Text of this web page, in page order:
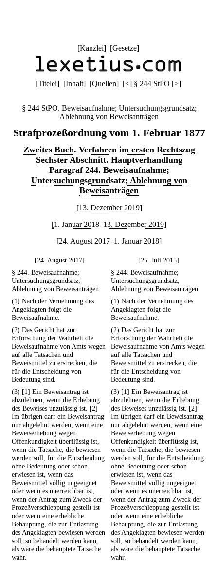
[Kanzlei] [Gesetze]
[Titelei] [Inhalt] [Quellen] [<] § 244 StPO [>]
§ 244 StPO. Beweisaufnahme; Untersuchungsgrundsatz;
Ablehnung von Beweisanträgen
Strafprozeßordnung vom 1. Februar 1877
Zweites Buch. Verfahren im ersten Rechtszug
Sechster Abschnitt. Hauptverhandlung
Paragraf 244. Beweisaufnahme;
Untersuchungsgrundsatz; Ablehnung von
Beweisanträgen
[13. Dezember 2019]
[1. Januar 2018–13. Dezember 2019]
[24. August 2017–1. Januar 2018]
[24. August 2017]
[25. Juli 2015]
§ 244. Beweisaufnahme;
Untersuchungsgrundsatz;
Ablehnung von Beweisanträgen
§ 244. Beweisaufnahme;
Untersuchungsgrundsatz;
Ablehnung von Beweisanträgen
(1) Nach der Vernehmung des
Angeklagten folgt die
Beweisaufnahme.
(1) Nach der Vernehmung des
Angeklagten folgt die
Beweisaufnahme.
(2) Das Gericht hat zur
Erforschung der Wahrheit die
Beweisaufnahme von Amts wegen
auf alle Tatsachen und
Beweismittel zu erstrecken, die
für die Entscheidung von
Bedeutung sind.
(2) Das Gericht hat zur
Erforschung der Wahrheit die
Beweisaufnahme von Amts wegen
auf alle Tatsachen und
Beweismittel zu erstrecken, die
für die Entscheidung von
Bedeutung sind.
(3) [1] Ein Beweisantrag ist
abzulehnen, wenn die Erhebung
des Beweises unzulässig ist. [2]
Im übrigen darf ein Beweisantrag
nur abgelehnt werden, wenn eine
Beweiserhebung wegen
Offenkundigkeit überflüssig ist,
wenn die Tatsache, die bewiesen
werden soll, für die Entscheidung
ohne Bedeutung oder schon
erwiesen ist, wenn das
Beweismittel völlig ungeeignet
oder wenn es unerreichbar ist,
wenn der Antrag zum Zweck der
Prozeßverschleppung gestellt ist
oder wenn eine erhebliche
Behauptung, die zur Entlastung
des Angeklagten bewiesen werden
soll, so behandelt werden kann,
als wäre die behauptete Tatsache
wahr.
(3) [1] Ein Beweisantrag ist
abzulehnen, wenn die Erhebung
des Beweises unzulässig ist. [2]
Im übrigen darf ein Beweisantrag
nur abgelehnt werden, wenn eine
Beweiserhebung wegen
Offenkundigkeit überflüssig ist,
wenn die Tatsache, die bewiesen
werden soll, für die Entscheidung
ohne Bedeutung oder schon
erwiesen ist, wenn das
Beweismittel völlig ungeeignet
oder wenn es unerreichbar ist,
wenn der Antrag zum Zweck der
Prozeßverschleppung gestellt ist
oder wenn eine erhebliche
Behauptung, die zur Entlastung
des Angeklagten bewiesen werden
soll, so behandelt werden kann,
als wäre die behauptete Tatsache
wahr.